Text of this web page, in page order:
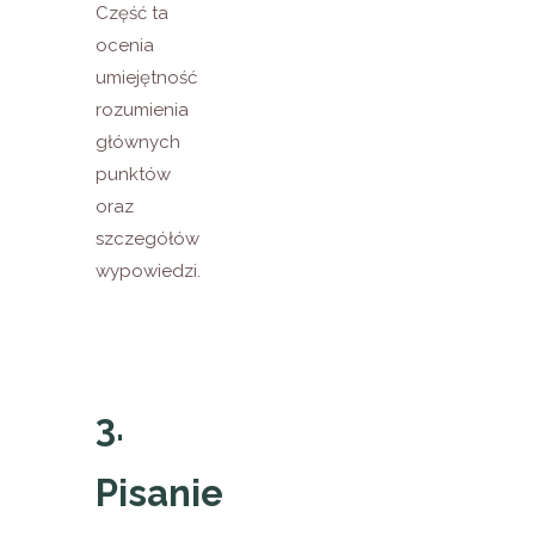
Część ta
ocenia
umiejętność
rozumienia
głównych
punktów
oraz
szczegółów
wypowiedzi.
3.
Pisanie